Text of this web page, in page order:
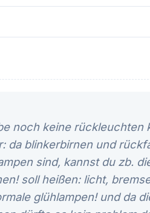
noch keine rückleuchten
da blinkerbirnen und
sind, kannst du zb.
soll heißen: licht,
glühlampen! und da